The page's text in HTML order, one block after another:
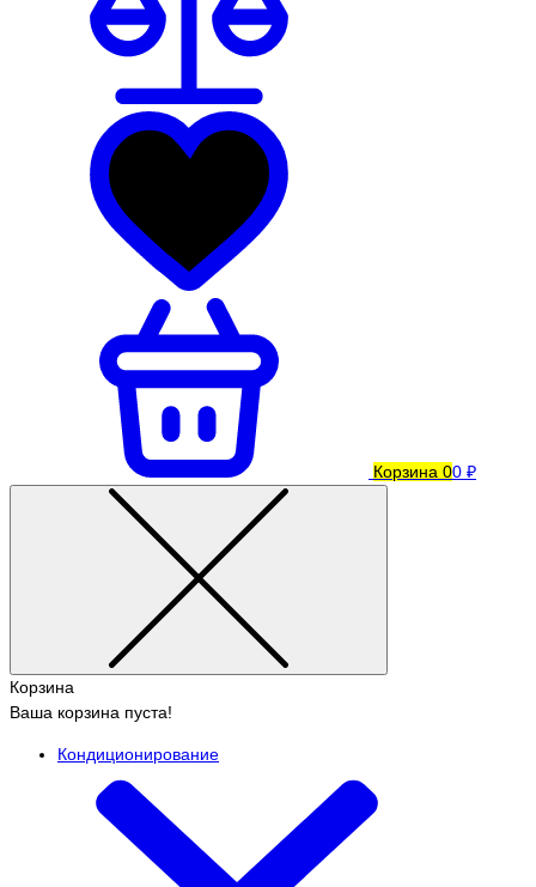
Корзина 00 ₽
Корзина
Ваша корзина пуста!
Кондиционирование